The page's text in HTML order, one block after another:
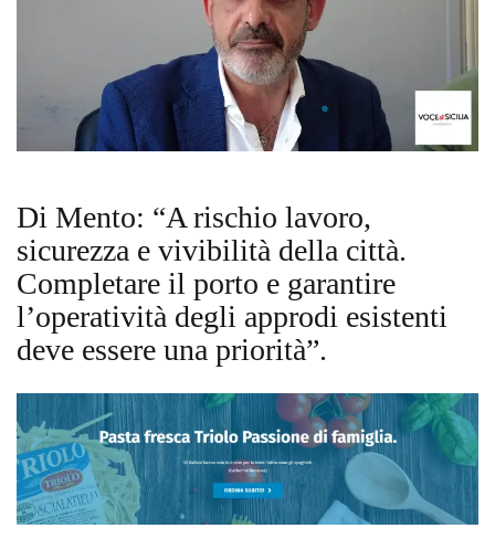
Di Mento: “A rischio lavoro,
sicurezza e vivibilità della città.
Completare il porto e garantire
l’operatività degli approdi esistenti
deve essere una priorità”.